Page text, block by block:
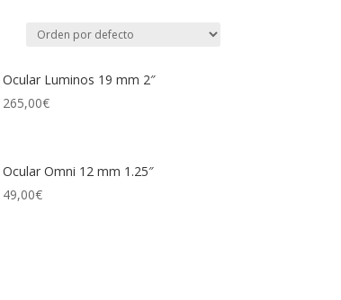
Ocular Luminos 19 mm 2″
265,00€
Ocular Omni 12 mm 1.25″
49,00€